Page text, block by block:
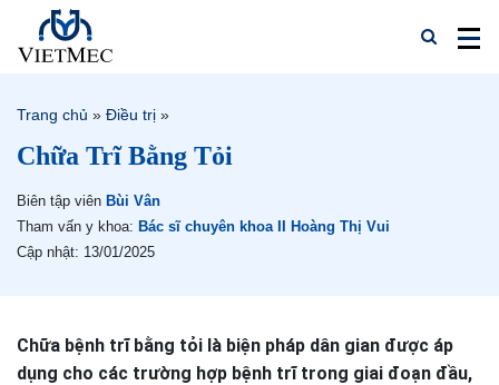
Trang chủ » Điều trị »
Chữa Trĩ Bằng Tỏi
Biên tập viên Bùi Vân
Tham vấn y khoa: Bác sĩ chuyên khoa II Hoàng Thị Vui
Cập nhật: 13/01/2025
Chữa bệnh trĩ bằng tỏi là biện pháp dân gian được áp
dụng cho các trường hợp bệnh trĩ trong giai đoạn đầu,